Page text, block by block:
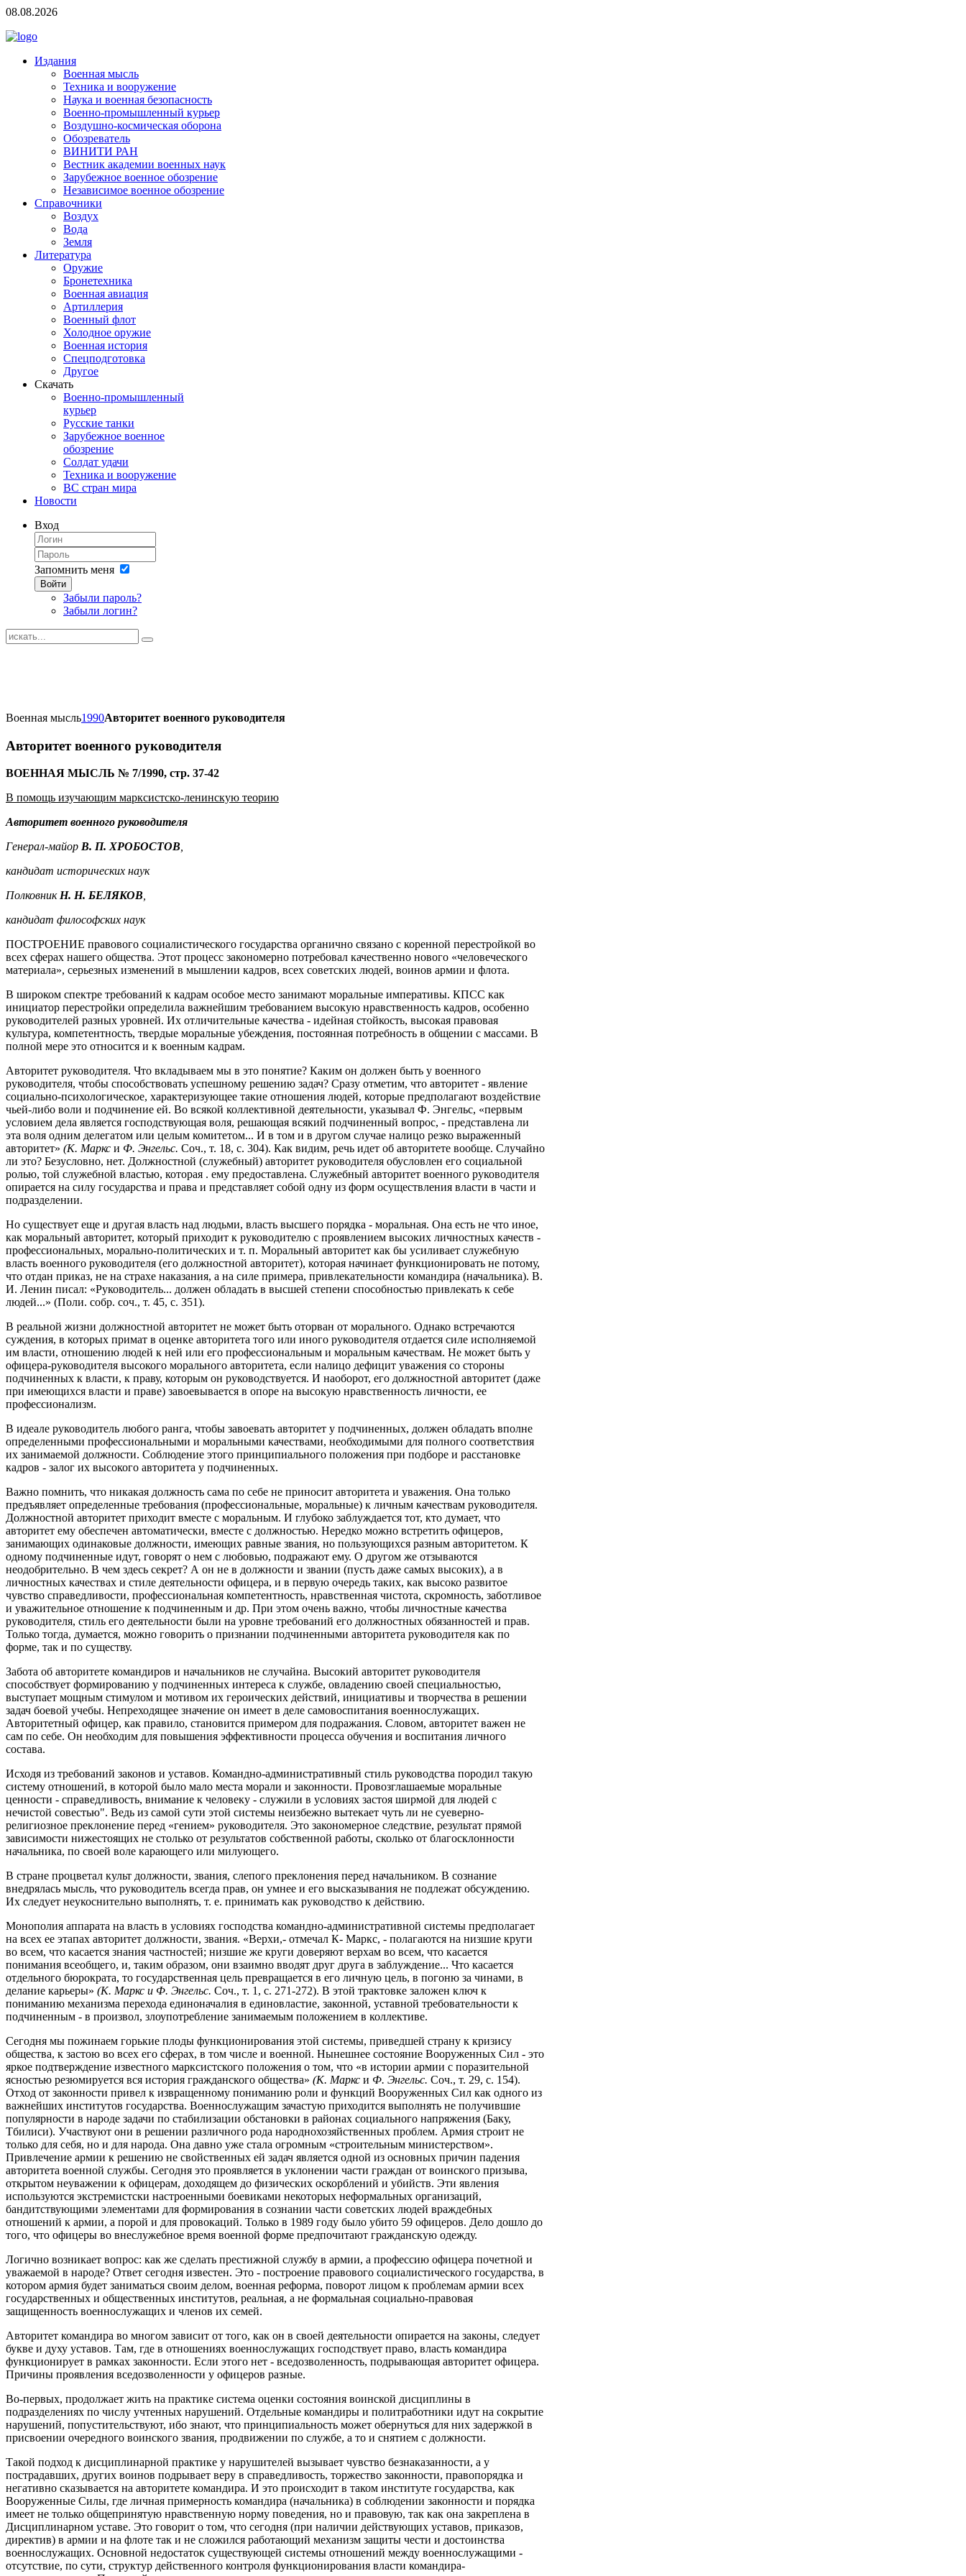
08.08.2026
Издания
Военная мысль
Техника и вооружение
Наука и военная безопасность
Военно-промышленный курьер
Воздушно-космическая оборона
Обозреватель
ВИНИТИ РАН
Вестник академии военных наук
Зарубежное военное обозрение
Независимое военное обозрение
Справочники
Воздух
Вода
Земля
Литература
Оружие
Бронетехника
Военная авиация
Артиллерия
Военный флот
Холодное оружие
Военная история
Спецподготовка
Другое
Скачать
Военно-промышленный
курьер
Русские танки
Зарубежное военное
обозрение
Солдат удачи
Техника и вооружение
ВС стран мира
Новости
Вход
Запомнить меня
Войти
Забыли пароль?
Забыли логин?
Военная мысль1990Авторитет военного руководителя
Авторитет военного руководителя
ВОЕННАЯ МЫСЛЬ № 7/1990, стр. 37-42
В помощь изучающим марксистско-ленинскую теорию
Авторитет военного руководителя
Генерал-майор В. П. ХРОБОСТОВ,
кандидат исторических наук
ПолковникН. Н. БЕЛЯКОВ,
кандидат философских наук
ПОСТРОЕНИЕ правового социалистического государства органично связано с коренной перестройкой во
всех сферах нашего общества. Этот процесс закономерно потребовал качественно нового «человеческого
материала», серьезных изменений в мышлении кадров, всех советских людей, воинов армии и флота.
В широком спектре требований к кадрам особое место занимают моральные императивы. КПСС как
инициатор перестройки определила важнейшим требованием высокую нравственность кадров, особенно
руководителей разных уровней. Их отличительные качества - идейная стойкость, высокая правовая
культура, компетентность, твердые моральные убеждения, постоянная потребность в общении с массами. В
полной мере это относится и к военным кадрам.
Авторитет руководителя. Что вкладываем мы в это понятие? Каким он должен быть у военного
руководителя, чтобы способствовать успешному решению задач? Сразу отметим, что авторитет - явление
социально-психологическое, характеризующее такие отношения людей, которые предполагают воздействие
чьей-либо воли и подчинение ей. Во всякой коллективной деятельности, указывал Ф. Энгельс, «первым
условием дела является господствующая воля, решающая всякий подчиненный вопрос, - представлена ли
эта воля одним делегатом или целым комитетом... И в том и в другом случае налицо резко выраженный
авторитет» (К. Маркс и Ф. Энгельс. Соч., т. 18, с. 304). Как видим, речь идет об авторитете вообще. Случайно
ли это? Безусловно, нет. Должностной (служебный) авторитет руководителя обусловлен его социальной
ролью, той служебной властью, которая . ему предоставлена. Служебный авторитет военного руководителя
опирается на силу государства и права и представляет собой одну из форм осуществления власти в части и
подразделении.
Но существует еще и другая власть над людьми, власть высшего порядка - моральная. Она есть не что иное,
как моральный авторитет, который приходит к руководителю с проявлением высоких личностных качеств -
профессиональных, морально-политических и т. п. Моральный авторитет как бы усиливает служебную
власть военного руководителя (его должностной авторитет), которая начинает функционировать не потому,
что отдан приказ, не на страхе наказания, а на силе примера, привлекательности командира (начальника). В.
И. Ленин писал: «Руководитель... должен обладать в высшей степени способностью привлекать к себе
людей...» (Поли. собр. соч., т. 45, с. 351).
В реальной жизни должностной авторитет не может быть оторван от морального. Однако встречаются
суждения, в которых примат в оценке авторитета того или иного руководителя отдается силе исполняемой
им власти, отношению людей к ней или его профессиональным и моральным качествам. Не может быть у
офицера-руководителя высокого морального авторитета, если налицо дефицит уважения со стороны
подчиненных к власти, к праву, которым он руководствуется. И наоборот, его должностной авторитет (даже
при имеющихся власти и праве) завоевывается в опоре на высокую нравственность личности, ее
профессионализм.
В идеале руководитель любого ранга, чтобы завоевать авторитет у подчиненных, должен обладать вполне
определенными профессиональными и моральными качествами, необходимыми для полного соответствия
их занимаемой должности. Соблюдение этого принципиального положения при подборе и расстановке
кадров - залог их высокого авторитета у подчиненных.
Важно помнить, что никакая должность сама по себе не приносит авторитета и уважения. Она только
предъявляет определенные требования (профессиональные, моральные) к личным качествам руководителя.
Должностной авторитет приходит вместе с моральным. И глубоко заблуждается тот, кто думает, что
авторитет ему обеспечен автоматически, вместе с должностью. Нередко можно встретить офицеров,
занимающих одинаковые должности, имеющих равные звания, но пользующихся разным авторитетом. К
одному подчиненные идут, говорят о нем с любовью, подражают ему. О другом же отзываются
неодобрительно. В чем здесь секрет? А он не в должности и звании (пусть даже самых высоких), а в
личностных качествах и стиле деятельности офицера, и в первую очередь таких, как высоко развитое
чувство справедливости, профессиональная компетентность, нравственная чистота, скромность, заботливое
и уважительное отношение к подчиненным и др. При этом очень важно, чтобы личностные качества
руководителя, стиль его деятельности были на уровне требований его должностных обязанностей и прав.
Только тогда, думается, можно говорить о признании подчиненными авторитета руководителя как по
форме, так и по существу.
Забота об авторитете командиров и начальников не случайна. Высокий авторитет руководителя
способствует формированию у подчиненных интереса к службе, овладению своей специальностью,
выступает мощным стимулом и мотивом их героических действий, инициативы и творчества в решении
задач боевой учебы. Непреходящее значение он имеет в деле самовоспитания военнослужащих.
Авторитетный офицер, как правило, становится примером для подражания. Словом, авторитет важен не
сам по себе. Он необходим для повышения эффективности процесса обучения и воспитания личного
состава.
Исходя из требований законов и уставов. Командно-административный стиль руководства породил такую
систему отношений, в которой было мало места морали и законности. Провозглашаемые моральные
ценности - справедливость, внимание к человеку - служили в условиях застоя ширмой для людей с
нечистой совестью". Ведь из самой сути этой системы неизбежно вытекает чуть ли не суеверно-
религиозное преклонение перед «гением» руководителя. Это закономерное следствие, результат прямой
зависимости нижестоящих не столько от результатов собственной работы, сколько от благосклонности
начальника, по своей воле карающего или милующего.
В стране процветал культ должности, звания, слепого преклонения перед начальником. В сознание
внедрялась мысль, что руководитель всегда прав, он умнее и его высказывания не подлежат обсуждению.
Их следует неукоснительно выполнять, т. е. принимать как руководство к действию.
Монополия аппарата на власть в условиях господства командно-административной системы предполагает
на всех ее этапах авторитет должности, звания. «Верхи,- отмечал К- Маркс, - полагаются на низшие круги
во всем, что касается знания частностей; низшие же круги доверяют верхам во всем, что касается
понимания всеобщего, и, таким образом, они взаимно вводят друг друга в заблуждение... Что касается
отдельного бюрократа, то государственная цель превращается в его личную цель, в погоню за чинами, в
делание карьеры» (К. Маркс и Ф. Энгельс. Соч., т. 1, с. 271-272). В этой трактовке заложен ключ к
пониманию механизма перехода единоначалия в единовластие, законной, уставной требовательности к
подчиненным - в произвол, злоупотребление занимаемым положением в коллективе.
Сегодня мы пожинаем горькие плоды функционирования этой системы, приведшей страну к кризису
общества, к застою во всех его сферах, в том числе и военной. Нынешнее состояние Вооруженных Сил - это
яркое подтверждение известного марксистского положения о том, что «в истории армии с поразительной
ясностью резюмируется вся история гражданского общества» (К. Маркс и Ф. Энгельс. Соч., т. 29, с. 154).
Отход от законности привел к извращенному пониманию роли и функций Вооруженных Сил как одного из
важнейших институтов государства. Военнослужащим зачастую приходится выполнять не получившие
популярности в народе задачи по стабилизации обстановки в районах социального напряжения (Баку,
Тбилиси). Участвуют они в решении различного рода народнохозяйственных проблем. Армия строит не
только для себя, но и для народа. Она давно уже стала огромным «строительным министерством».
Привлечение армии к решению не свойственных ей задач является одной из основных причин падения
авторитета военной службы. Сегодня это проявляется в уклонении части граждан от воинского призыва,
открытом неуважении к офицерам, доходящем до физических оскорблений и убийств. Эти явления
используются экстремистски настроенными боевиками некоторых неформальных организаций,
бандитствующими элементами для формирования в сознании части советских людей враждебных
отношений к армии, а порой и для провокаций. Только в 1989 году было убито 59 офицеров. Дело дошло до
того, что офицеры во внеслужебное время военной форме предпочитают гражданскую одежду.
Логично возникает вопрос: как же сделать престижной службу в армии, а профессию офицера почетной и
уважаемой в народе? Ответ сегодня известен. Это - построение правового социалистического государства, в
котором армия будет заниматься своим делом, военная реформа, поворот лицом к проблемам армии всех
государственных и общественных институтов, реальная, а не формальная социально-правовая
защищенность военнослужащих и членов их семей.
Авторитет командира во многом зависит от того, как он в своей деятельности опирается на законы, следует
букве и духу уставов. Там, где в отношениях военнослужащих господствует право, власть командира
функционирует в рамках законности. Если этого нет - вседозволенность, подрывающая авторитет офицера.
Причины проявления вседозволенности у офицеров разные.
Во-первых, продолжает жить на практике система оценки состояния воинской дисциплины в
подразделениях по числу учтенных нарушений. Отдельные командиры и политработники идут на сокрытие
нарушений, попустительствуют, ибо знают, что принципиальность может обернуться для них задержкой в
присвоении очередного воинского звания, продвижении по службе, а то и снятием с должности.
Такой подход к дисциплинарной практике у нарушителей вызывает чувство безнаказанности, а у
пострадавших, других воинов подрывает веру в справедливость, торжество законности, правопорядка и
негативно сказывается на авторитете командира. И это происходит в таком институте государства, как
Вооруженные Силы, где личная примерность командира (начальника) в соблюдении законности и порядка
имеет не только общепринятую нравственную норму поведения, но и правовую, так как она закреплена в
Дисциплинарном уставе. Это говорит о том, что сегодня (при наличии действующих уставов, приказов,
директив) в армии и на флоте так и не сложился работающий механизм защиты чести и достоинства
военнослужащих. Основной недостаток существующей системы отношений между военнослужащими -
отсутствие, по сути, структур действенного контроля функционирования власти командира-